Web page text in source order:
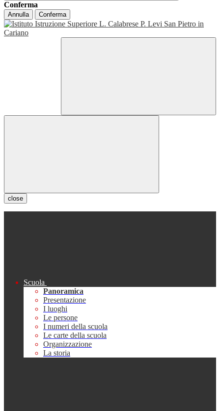
Conferma
Annulla Conferma
close
Scuola
Panoramica
Presentazione
I luoghi
Le persone
I numeri della scuola
Le carte della scuola
Organizzazione
La storia